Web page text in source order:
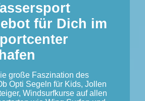
für Dich im
große Faszination des
Opti Segeln für Kids, Jollen
Windsurfkurse auf allen